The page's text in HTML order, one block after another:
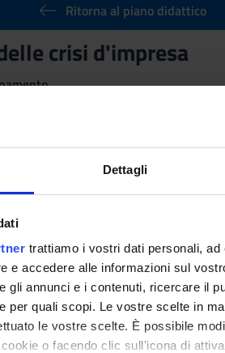
Dettagli
trattiamo i vostri dati personali,
e accedere alle informazioni sul
gli annunci e i contenuti, ricercare il
per quali scopi. Le vostre scelte in
le vostre scelte. È possibile
o facendo clic sull'icona di
Ritorna al piano didattico
crisi d'impresa